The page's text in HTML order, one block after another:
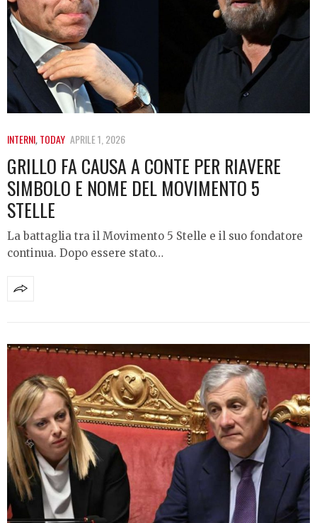
INTERNI,TODAY APRILE 1, 2026
GRILLO FA CAUSA A CONTE PER RIAVERE
SIMBOLO E NOME DEL MOVIMENTO 5
STELLE
La battaglia tra il Movimento 5 Stelle e il suo fondatore
continua. Dopo essere stato…